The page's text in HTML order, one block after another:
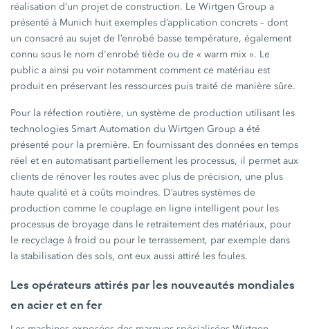
réalisation d’un projet de construction. Le Wirtgen Group a
présenté à Munich huit exemples d’application concrets – dont
un consacré au sujet de l’enrobé basse température, également
connu sous le nom d'enrobé tiède ou de « warm mix ». Le
public a ainsi pu voir notamment comment ce matériau est
produit en préservant les ressources puis traité de manière sûre.
Pour la réfection routière, un système de production utilisant les
technologies Smart Automation du Wirtgen Group a été
présenté pour la première. En fournissant des données en temps
réel et en automatisant partiellement les processus, il permet aux
clients de rénover les routes avec plus de précision, une plus
haute qualité et à coûts moindres. D’autres systèmes de
production comme le couplage en ligne intelligent pour les
processus de broyage dans le retraitement des matériaux, pour
le recyclage à froid ou pour le terrassement, par exemple dans
la stabilisation des sols, ont eux aussi attiré les foules.
Les opérateurs attirés par les nouveautés mondiales
en acier et en fer